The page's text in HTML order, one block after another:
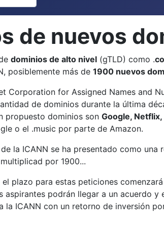
de nuevos
dominios de alto nivel (gTLD) como .
posiblemente más de 1900 nuevos
Corporation for Assigned Names and
de dominios durante la última
propuesto dominios son Google,
o el .music por parte de Amazon.
la ICANN se ha presentado como
por 1900...
el plazo para estas peticiones
aspirantes podrán llegar a un acuerdo
la ICANN con un retorno de inversión